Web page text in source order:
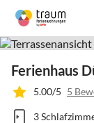
Ferienhaus
5.00/5 5
3